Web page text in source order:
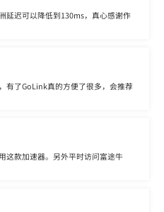
延迟可以降低到130ms，真心感谢作
有了GoLink真的方便了很多，会推荐
这款加速器。另外平时访问富途牛